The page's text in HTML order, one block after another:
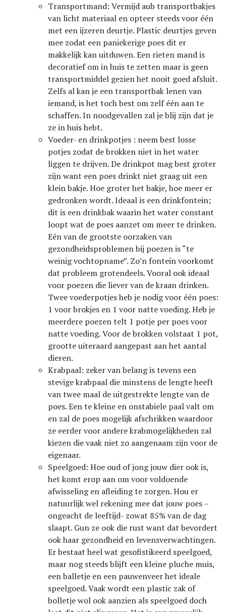
Transportmand: Vermijd aub transportbakjes
van licht materiaal en opteer steeds voor één
met een ijzeren deurtje. Plastic deurtjes geven
mee zodat een paniekerige poes dit er
makkelijk kan uitduwen. Een rieten mand is
decoratief om in huis te zetten maar is geen
transportmiddel gezien het nooit goed afsluit.
Zelfs al kan je een transportbak lenen van
iemand, is het toch best om zelf één aan te
schaffen. In noodgevallen zal je blij zijn dat je
ze in huis hebt.
Voeder- en drinkpotjes : neem best losse
potjes zodat de brokken niet in het water
liggen te drijven. De drinkpot mag best groter
zijn want een poes drinkt niet graag uit een
klein bakje. Hoe groter het bakje, hoe meer er
gedronken wordt. Ideaal is een drinkfontein;
dit is een drinkbak waarin het water constant
loopt wat de poes aanzet om meer te drinken.
Eén van de grootste oorzaken van
gezondheidsproblemen bij poezen is “te
weinig vochtopname”. Zo’n fontein voorkomt
dat probleem grotendeels. Vooral ook ideaal
voor poezen die liever van de kraan drinken.
Twee voederpotjes heb je nodig voor één poes:
1 voor brokjes en 1 voor natte voeding. Heb je
meerdere poezen telt 1 potje per poes voor
natte voeding. Voor de brokken volstaat 1 pot,
grootte uiteraard aangepast aan het aantal
dieren.
Krabpaal: zeker van belang is tevens een
stevige krabpaal die minstens de lengte heeft
van twee maal de uitgestrekte lengte van de
poes. Een te kleine en onstabiele paal valt om
en zal de poes mogelijk afschrikken waardoor
ze eerder voor andere krabmogelijkheden zal
kiezen die vaak niet zo aangenaam zijn voor de
eigenaar.
Speelgoed: Hoe oud of jong jouw dier ook is,
het komt erop aan om voor voldoende
afwisseling en afleiding te zorgen. Hou er
natuurlijk wel rekening mee dat jouw poes –
ongeacht de leeftijd- zowat 85% van de dag
slaapt. Gun ze ook die rust want dat bevordert
ook haar gezondheid en levensverwachtingen.
Er bestaat heel wat gesofistikeerd speelgoed,
maar nog steeds blijft een kleine pluche muis,
een balletje en een pauwenveer het ideale
speelgoed. Vaak wordt een plastic zak of
bolletje wol ook aanzien als speelgoed doch